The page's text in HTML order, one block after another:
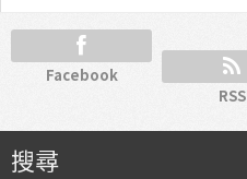
Facebook
RSS
搜尋